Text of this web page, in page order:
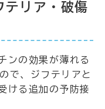
テリア・破傷
ンの効果が薄れる
で、ジフテリアと
ける追加の予防接